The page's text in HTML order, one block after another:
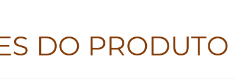
DO PRODUTO